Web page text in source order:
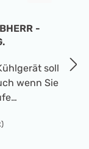
-
soll
wenn Sie
Ihr